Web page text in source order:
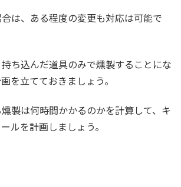
は、ある程度の変更も対応は可能で
ち込んだ道具のみで燻製することにな
を立てておきましょう。
製は何時間かかるのかを計算して、キ
ルを計画しましょう。